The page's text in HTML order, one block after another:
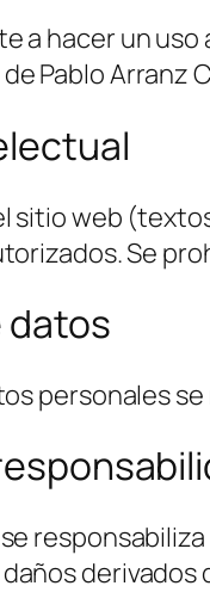
a hacer un
Pablo Arranz
sitio web
Se
datos
personales
derivados